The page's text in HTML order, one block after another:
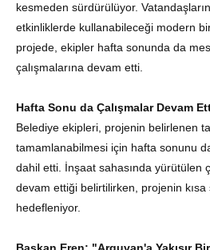
kesmeden sürdürülüyor.
etkinliklerde kullanabileceği modern
projede, ekipler hafta sonunda da
çalışmalarına devam etti.
Hafta Sonu da Çalışmalar Devam
Belediye ekipleri, projenin belirlenen
tamamlanabilmesi için hafta sonunu
dahil etti. İnşaat sahasında yürütülen
devam ettiği belirtilirken, projenin kısa
hedefleniyor.